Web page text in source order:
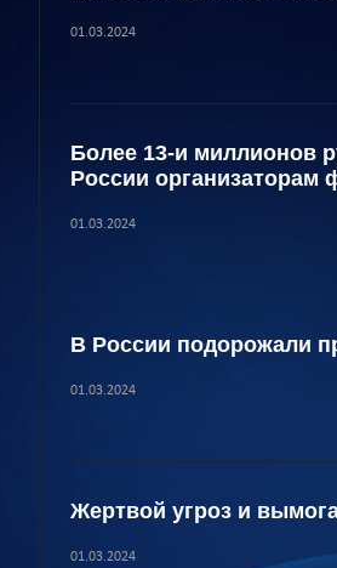
01.03.2024
Более 13-и миллионов
России
01.03.2024
В России подорожали
01.03.2024
Жертвой угроз и
01.03.2024